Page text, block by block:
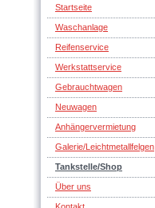
Startseite
Waschanlage
Reifenservice
Werkstattservice
Gebrauchtwagen
Neuwagen
Anhängervermietung
Galerie/Leichtmetallfelgen
Tankstelle/Shop
Über uns